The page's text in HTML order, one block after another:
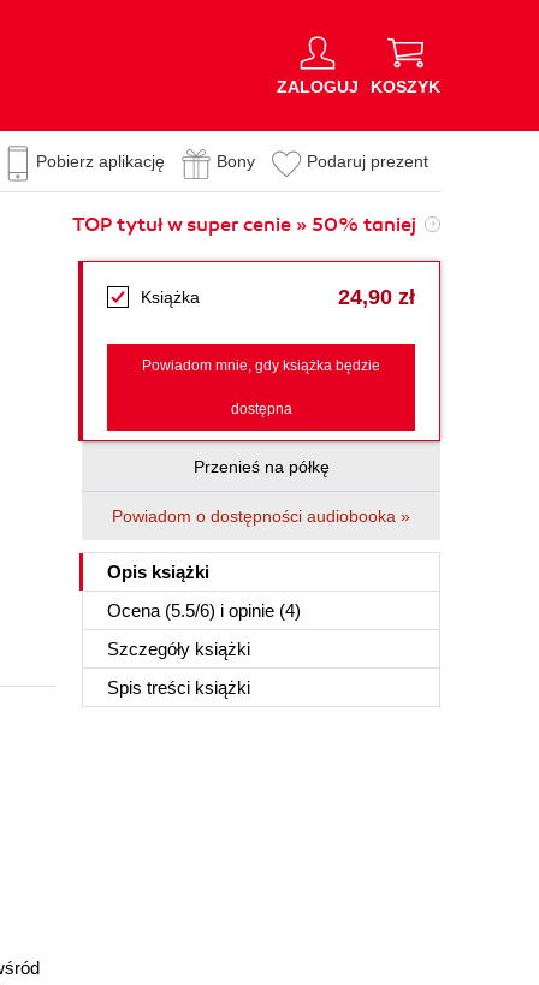
ZALOGUJ KOSZYK
Pobierz aplikację Bony Podaruj prezent
TOP tytuł w super cenie » 50% taniej
Książka 24,90 zł
Powiadom mnie, gdy książka będzie
dostępna
Przenieś na półkę
Powiadom o dostępności audiobooka »
Opis książki
Ocena (5.5/6) i opinie (4)
Szczegóły książki
Spis treści książki